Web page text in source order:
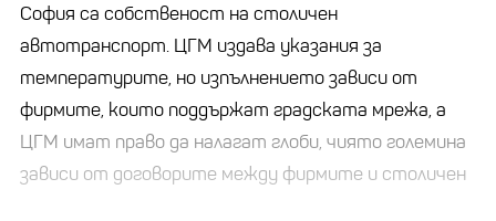
София са собственост на столичен
автотранспорт. ЦГМ издава указания за
температурите, но изпълнението зависи от
фирмите, които поддържат градската мрежа, а
ЦГМ имат право да налагат глоби, чиято големина
зависи от договорите между фирмите и столичен